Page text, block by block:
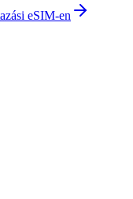
eSIM-en